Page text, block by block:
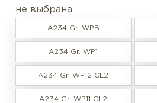
не выбрана
A234 Gr. WPB
A234 Gr. WP1
A234 Gr. WP12 CL2
A234 Gr. WP11 CL2